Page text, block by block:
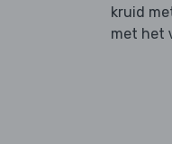
kruid
met het